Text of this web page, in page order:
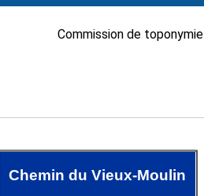
Commission de toponymie
Chemin du Vieux-Moulin